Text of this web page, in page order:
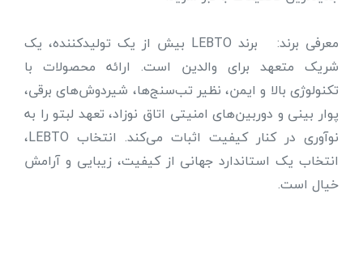
معرفی برند: برند LEBTO بیش از یک تولیدکننده، یک
شریک متعهد برای والدین است. ارائه محصولات با
تکنولوژی بالا و ایمن، نظیر تب‌سنج‌ها، شیردوش‌های برقی،
پوار بینی و دوربین‌های امنیتی اتاق نوزاد، تعهد لبتو را به
نوآوری در کنار کیفیت اثبات می‌کند. انتخاب LEBTO،
انتخاب یک استاندارد جهانی از کیفیت، زیبایی و آرامش
خیال است.